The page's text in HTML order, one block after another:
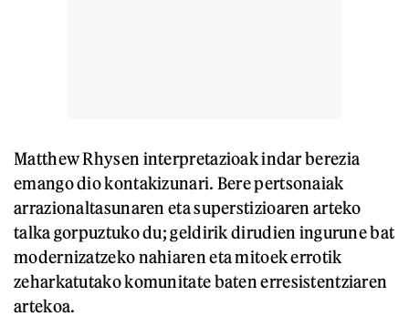
Matthew Rhysen interpretazioak indar berezia
emango dio kontakizunari. Bere pertsonaiak
arrazionaltasunaren eta superstizioaren arteko
talka gorpuztuko du; geldirik dirudien ingurune bat
modernizatzeko nahiaren eta mitoek errotik
zeharkatutako komunitate baten erresistentziaren
artekoa.